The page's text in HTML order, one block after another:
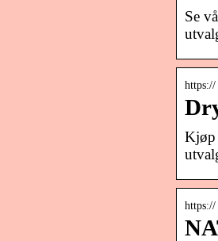
Se
https://
Kjøp
https://